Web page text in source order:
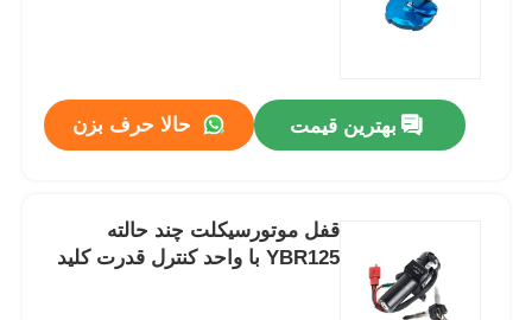
بهترین قیمت حالا حرف بزن
قفل موتورسیکلت چند حالته
YBR125 با واحد کنترل قدرت کلید